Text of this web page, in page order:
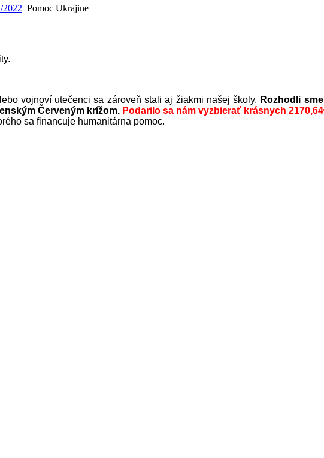
2022 Pomoc Ukrajine
vojnoví utečenci sa zároveň stali aj žiakmi našej školy. Rozhodli
Červeným krížom. Podarilo sa nám vyzbierať krásnych
sa financuje humanitárna pomoc.